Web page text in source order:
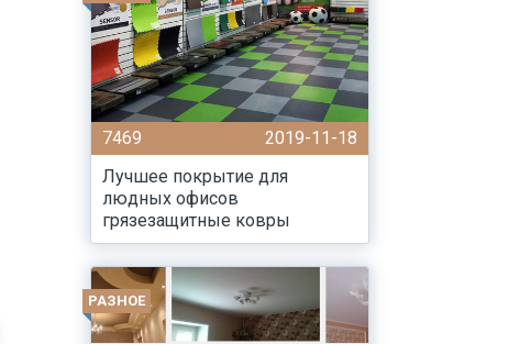
7469
2019-11-18
Лучшее покрытие для
людных офисов
грязезащитные ковры
РАЗНОЕ